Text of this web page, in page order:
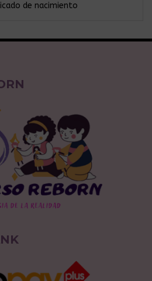
de nacimiento